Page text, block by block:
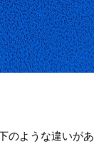
ような違いがあ